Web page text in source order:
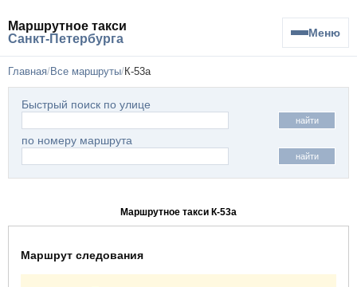
Маршрутное такси
Санкт-Петербурга
Меню
Главная Все маршруты К-53а
Быстрый поиск по улице
найти
по номеру маршрута
найти
Маршрутное такси К-53а
Маршрут следования